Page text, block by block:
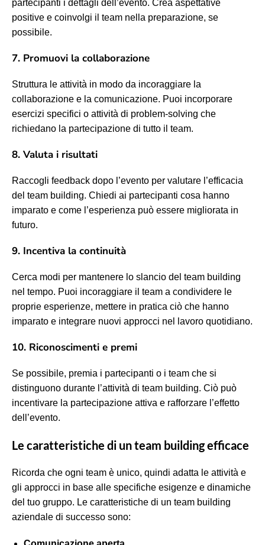
partecipanti i dettagli dell’evento. Crea aspettative
positive e coinvolgi il team nella preparazione, se
possibile.
7. Promuovi la collaborazione
Struttura le attività in modo da incoraggiare la
collaborazione e la comunicazione. Puoi incorporare
esercizi specifici o attività di problem-solving che
richiedano la partecipazione di tutto il team.
8. Valuta i risultati
Raccogli feedback dopo l’evento per valutare l’efficacia
del team building. Chiedi ai partecipanti cosa hanno
imparato e come l’esperienza può essere migliorata in
futuro.
9. Incentiva la continuità
Cerca modi per mantenere lo slancio del team building
nel tempo. Puoi incoraggiare il team a condividere le
proprie esperienze, mettere in pratica ciò che hanno
imparato e integrare nuovi approcci nel lavoro quotidiano.
10. Riconoscimenti e premi
Se possibile, premia i partecipanti o i team che si
distinguono durante l’attività di team building. Ciò può
incentivare la partecipazione attiva e rafforzare l’effetto
dell’evento.
Le caratteristiche di un team building efficace
Ricorda che ogni team è unico, quindi adatta le attività e
gli approcci in base alle specifiche esigenze e dinamiche
del tuo gruppo. Le caratteristiche di un team building
aziendale di successo sono: